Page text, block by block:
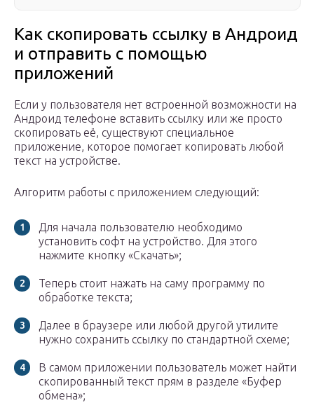
Как скопировать ссылку в Андроид
и отправить с помощью
приложений
Если у пользователя нет встроенной возможности на
Андроид телефоне вставить ссылку или же просто
скопировать её, существуют специальное
приложение, которое помогает копировать любой
текст на устройстве.
Алгоритм работы с приложением следующий:
Для начала пользователю необходимо
установить софт на устройство. Для этого
нажмите кнопку «Скачать»;
Теперь стоит нажать на саму программу по
обработке текста;
Далее в браузере или любой другой утилите
нужно сохранить ссылку по стандартной схеме;
В самом приложении пользователь может найти
скопированный текст прям в разделе «Буфер
обмена»;